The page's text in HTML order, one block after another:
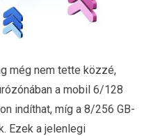
még nem tette közzé,
a mobil 6/128
indíthat, míg a 8/256 GB-
Ezek a jelenlegi